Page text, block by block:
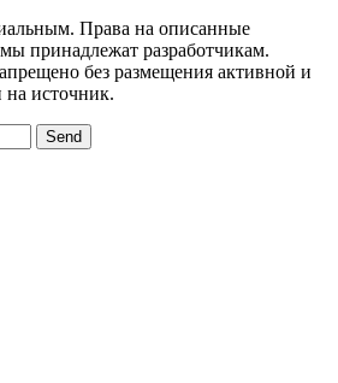
Права на описанные
принадлежат разработчикам.
без размещения активной и
источник.
Send